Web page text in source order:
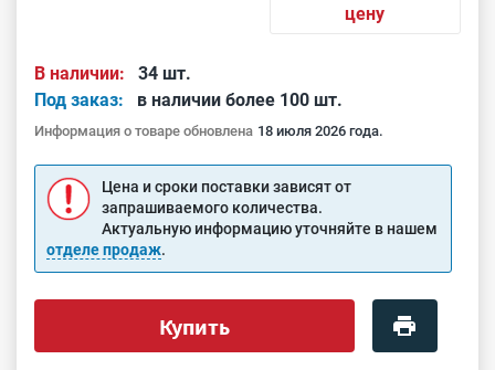
цену
В наличии:
34 шт.
Под заказ:
в наличии более 100 шт.
Информация о товаре обновлена 18 июля 2026 года.
Цена и сроки поставки зависят от
запрашиваемого количества.
Актуальную информацию уточняйте в нашем
отделе продаж.
Купить